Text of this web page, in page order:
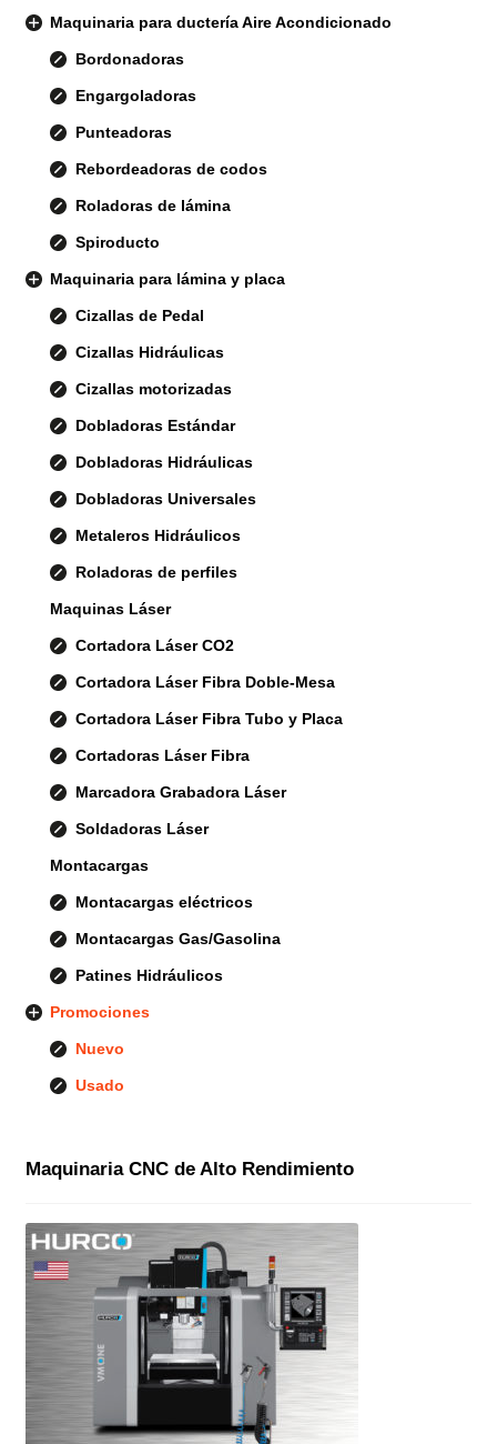
Maquinaria para ductería Aire Acondicionado
Bordonadoras
Engargoladoras
Punteadoras
Rebordeadoras de codos
Roladoras de lámina
Spiroducto
Maquinaria para lámina y placa
Cizallas de Pedal
Cizallas Hidráulicas
Cizallas motorizadas
Dobladoras Estándar
Dobladoras Hidráulicas
Dobladoras Universales
Metaleros Hidráulicos
Roladoras de perfiles
Maquinas Láser
Cortadora Láser CO2
Cortadora Láser Fibra Doble-Mesa
Cortadora Láser Fibra Tubo y Placa
Cortadoras Láser Fibra
Marcadora Grabadora Láser
Soldadoras Láser
Montacargas
Montacargas eléctricos
Montacargas Gas/Gasolina
Patines Hidráulicos
Promociones
Nuevo
Usado
Maquinaria CNC de Alto Rendimiento